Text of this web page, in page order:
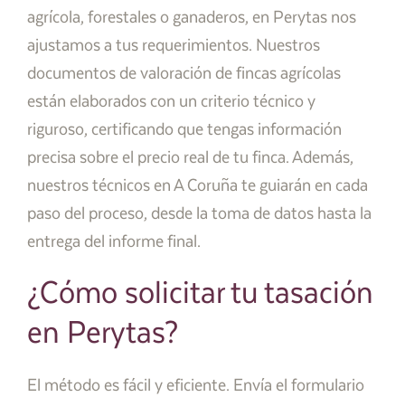
agrícola, forestales o ganaderos, en Perytas nos
ajustamos a tus requerimientos. Nuestros
documentos de valoración de fincas agrícolas
están elaborados con un criterio técnico y
riguroso, certificando que tengas información
precisa sobre el precio real de tu finca. Además,
nuestros técnicos en A Coruña te guiarán en cada
paso del proceso, desde la toma de datos hasta la
entrega del informe final.
¿Cómo solicitar tu tasación
en Perytas?
El método es fácil y eficiente. Envía el formulario